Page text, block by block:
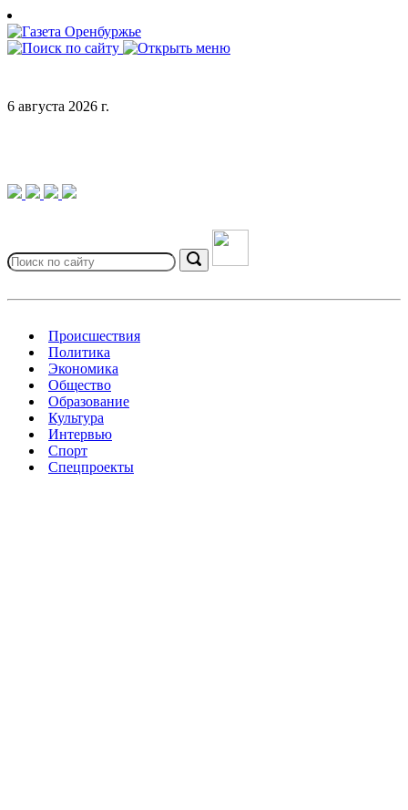
Skip
to
content
6 августа 2026 г.
for:
Search
Происшествия
Политика
Экономика
Общество
Образование
Культура
Интервью
Спорт
Спецпроекты